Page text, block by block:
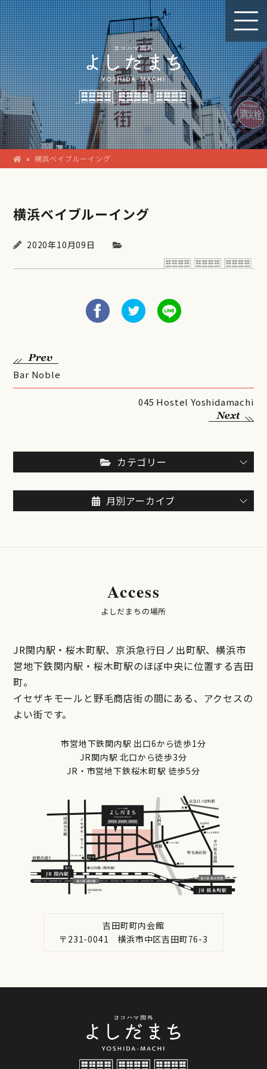
» 横浜ベイブルーイング
横浜ベイブルーイング
2020年10月09日
Bar Noble
045 Hostel Yoshidamachi
カテゴリー
月別アーカイブ
Access
よしだまちの場所
JR関内駅・桜木町駅、京浜急行日ノ出町駅、横浜市
営地下鉄関内駅・桜木町駅のほぼ中央に位置する吉田
町。
イセザキモールと野毛商店街の間にある、アクセスの
よい街です。
市営地下鉄関内駅 出口6から徒歩1分
JR関内駅 北口から徒歩3分
JR・市営地下鉄桜木町駅 徒歩5分
吉田町町内会館
〒231-0041 横浜市中区吉田町76-3